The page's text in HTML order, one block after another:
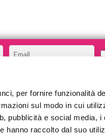
per fornire funzionalità
sul modo in cui
pubblicità e social media, i
hanno raccolto dal suo